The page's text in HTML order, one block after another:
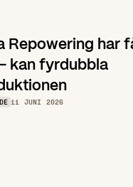
Repowering har
kan fyrdubbla
11 JUNI 2026